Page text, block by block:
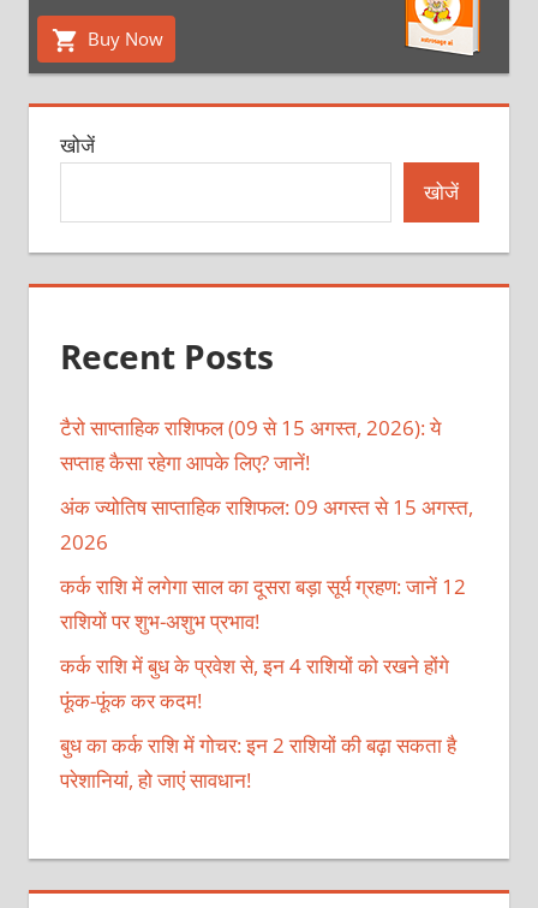
Buy Now
खोजें
खोजें
Recent Posts
टैरो साप्ताहिक राशिफल (09 से 15 अगस्त, 2026): ये
सप्ताह कैसा रहेगा आपके लिए? जानें!
अंक ज्योतिष साप्ताहिक राशिफल: 09 अगस्त से 15 अगस्त,
2026
कर्क राशि में लगेगा साल का दूसरा बड़ा सूर्य ग्रहण: जानें 12
राशियों पर शुभ-अशुभ प्रभाव!
कर्क राशि में बुध के प्रवेश से, इन 4 राशियों को रखने होंगे
फूंक-फूंक कर कदम!
बुध का कर्क राशि में गोचर: इन 2 राशियों की बढ़ा सकता है
परेशानियां, हो जाएं सावधान!